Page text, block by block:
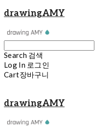
drawingAMY
Search 검색
Log In 로그인
Cart장바구니
drawingAMY